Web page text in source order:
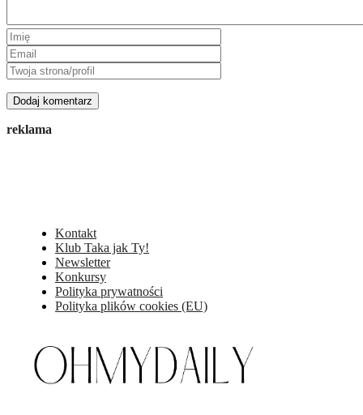
reklama
Kontakt
Klub Taka jak Ty!
Newsletter
Konkursy
Polityka prywatności
Polityka plików cookies (EU)